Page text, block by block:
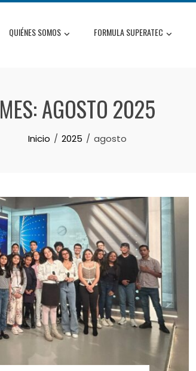
QUIÉNES SOMOS FORMULA SUPERATEC
MES:AGOSTO 2025
Inicio 2025 agosto